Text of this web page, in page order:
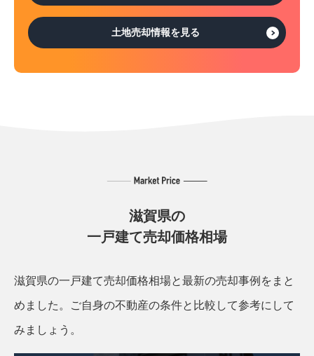
土地売却情報を見る
滋賀県の
一戸建て売却価格相場
滋賀県の一戸建て売却価格相場と最新の売却事例をまと
めました。 ご自身の不動産の条件と比較して参考にして
みましょう。